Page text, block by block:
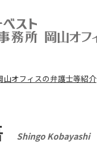
山オフィスの弁護士等紹介
Shingo Kobayashi